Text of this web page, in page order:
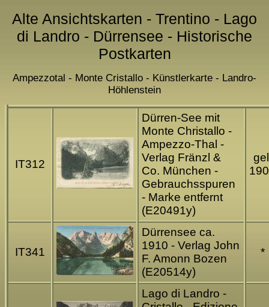
Alte Ansichtskarten - Trentino - Lago
di Landro - Dürrensee - Historische
Postkarten
Ampezzotal - Monte Cristallo - Künstlerkarte - Landro-
Höhlenstein
IT312
Dürren-See mit
Monte Christallo -
Ampezzo-Thal -
Verlag Fränzl &
Co. München -
Gebrauchsspuren
- Marke entfernt
(E20491y)
IT341
Dürrensee ca.
1910 - Verlag John
F. Amonn Bozen
(E20514y)
*
Lago di Landro -